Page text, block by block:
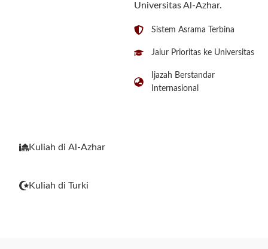
Kuliah di Al-Azhar
Kuliah di Turki
Universitas Al-Azhar.
Sistem Asrama Terbina
Jalur Prioritas ke Universitas
Ijazah Berstandar
Internasional